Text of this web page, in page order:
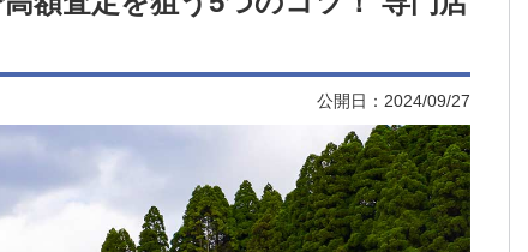
公開日： 2024/09/27